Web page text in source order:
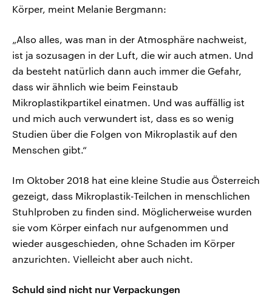
Körper, meint Melanie Bergmann:
„Also alles, was man in der Atmosphäre nachweist,
ist ja sozusagen in der Luft, die wir auch atmen. Und
da besteht natürlich dann auch immer die Gefahr,
dass wir ähnlich wie beim Feinstaub
Mikroplastikpartikel einatmen. Und was auffällig ist
und mich auch verwundert ist, dass es so wenig
Studien über die Folgen von Mikroplastik auf den
Menschen gibt.“
Im Oktober 2018 hat eine kleine Studie aus Österreich
gezeigt, dass Mikroplastik-Teilchen in menschlichen
Stuhlproben zu finden sind. Möglicherweise wurden
sie vom Körper einfach nur aufgenommen und
wieder ausgeschieden, ohne Schaden im Körper
anzurichten. Vielleicht aber auch nicht.
Schuld sind nicht nur Verpackungen